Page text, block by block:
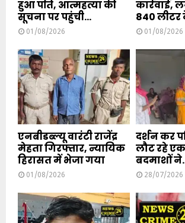
हुआ पति, आत्महत्या की
सूचना पर पहुंची...
01/08/2026
कार्रवाई,
840
01/08/2026
एनबीडब्ल्यू वारंटी राजेंद्र
मेहता गिरफ्तार, न्यायिक
हिरासत में भेजा गया
01/08/2026
दर्शन कर
लौट रहे
बदमाशों
28/07/2026